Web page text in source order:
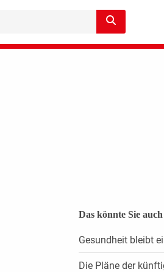
Das könnte Sie
Gesundheit bleibt
Die Pläne der